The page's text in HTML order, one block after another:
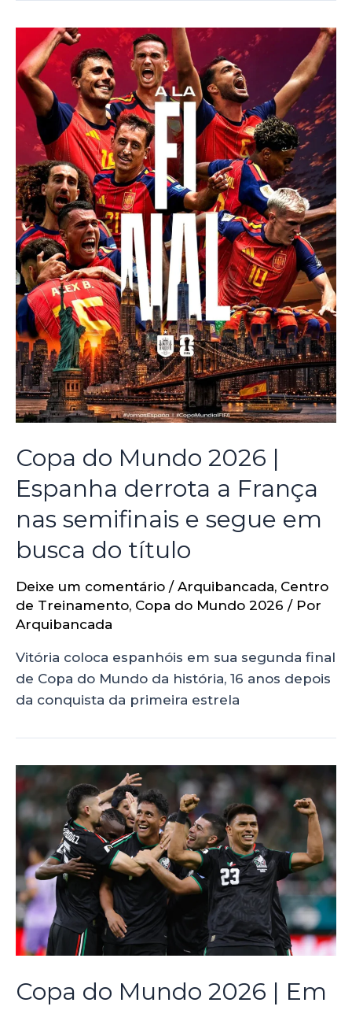
Copa do Mundo 2026 |
Espanha derrota a França
nas semifinais e segue em
busca do título
Deixe um comentário / Arquibancada, Centro
de Treinamento, Copa do Mundo 2026 / Por
Arquibancada
Vitória coloca espanhóis em sua segunda final
de Copa do Mundo da história, 16 anos depois
da conquista da primeira estrela
Copa do Mundo 2026 | Em